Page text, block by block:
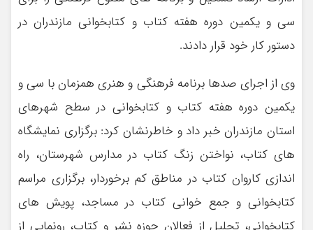
سی و یکمین دوره هفته کتاب و کتابخوانی مازندران در
دستور کار خود قرار دادند.
وی از اجرای صدها برنامه فرهنگی و هنری همزمان با سی و
یکمین دوره هفته کتاب و کتابخوانی در سطح شهرهای
استان مازندران خبر داد و خاطرنشان کرد: برگزاری نمایشگاه
های کتاب، نواختن زنگ کتاب در مدارس شهرستان، راه
اندازی کاروان کتاب در مناطق کم برخوردار، برگزاری مراسم
کتابخوانی و جمع خوانی کتاب در مساجد، پویش های
کتابخوانی، تجلیل از فعالان حوزه نشر و کتاب، رونمایی از